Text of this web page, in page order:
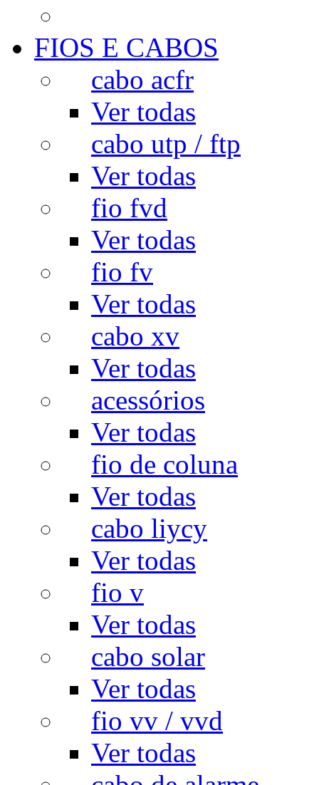
FIOS E CABOS
cabo acfr
Ver todas
cabo utp / ftp
Ver todas
fio fvd
Ver todas
fio fv
Ver todas
cabo xv
Ver todas
acessórios
Ver todas
fio de coluna
Ver todas
cabo liycy
Ver todas
fio v
Ver todas
cabo solar
Ver todas
fio vv / vvd
Ver todas